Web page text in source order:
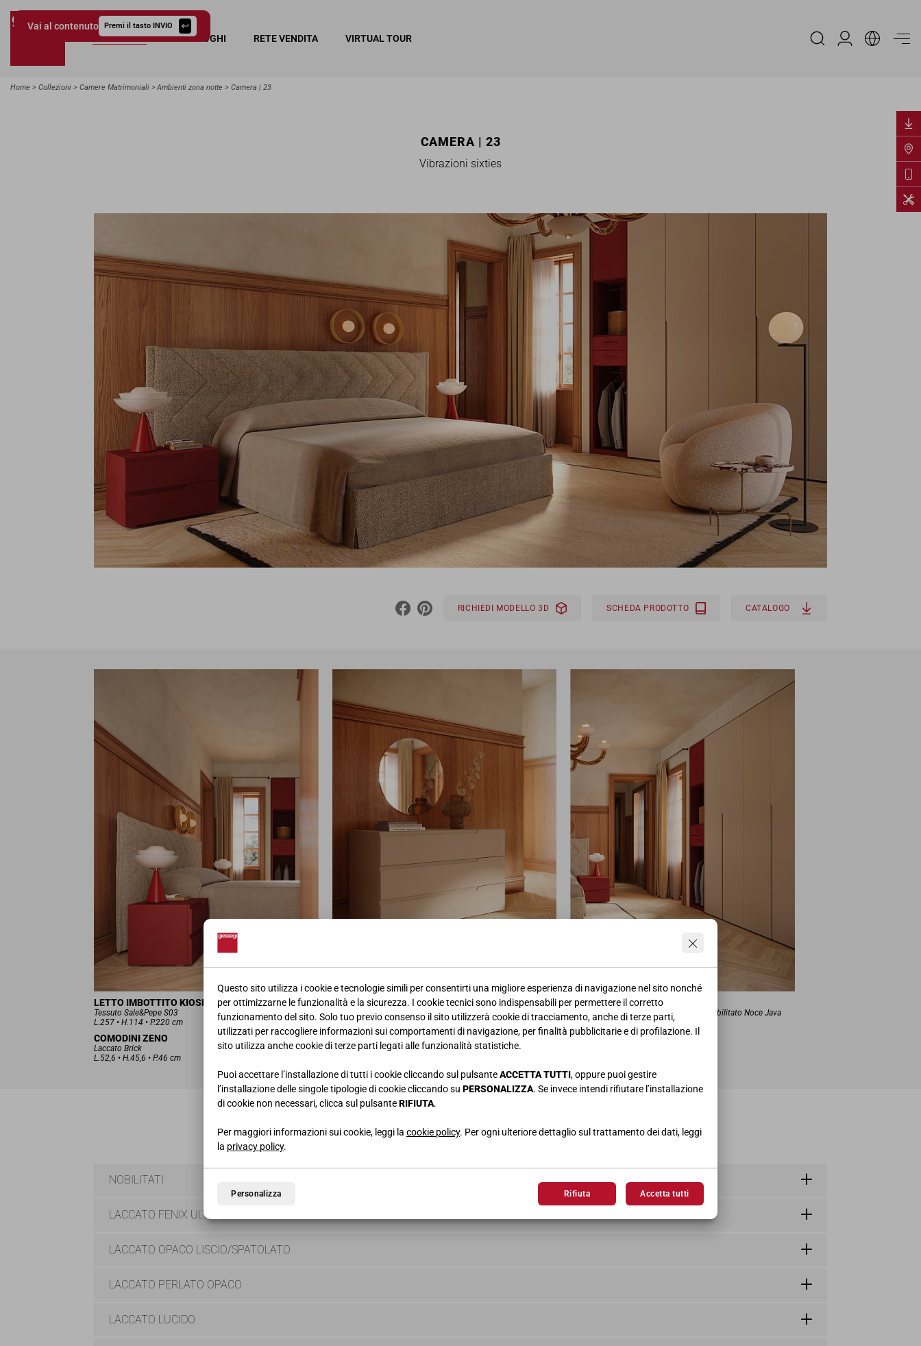
Questo sito utilizza i cookie e tecnologie simili per consentirti una migliore esperienza di navigazione nel sito nonché
per ottimizzarne le funzionalità e la sicurezza. I cookie tecnici sono indispensabili per permettere il corretto
funzionamento del sito. Solo tuo previo consenso il sito utilizzerà cookie di tracciamento, anche di terze parti,
utilizzati per raccogliere informazioni sui comportamenti di navigazione, per finalità pubblicitarie e di profilazione. Il
sito utilizza anche cookie di terze parti legati alle funzionalità statistiche.
Puoi accettare l’installazione di tutti i cookie cliccando sul pulsanteACCETTA TUTTI, oppure puoi gestire
l’installazione delle singole tipologie di cookie cliccando su PERSONALIZZA. Se invece intendi rifiutare l’installazione
di cookie non necessari, clicca sul pulsanteRIFIUTA.
Per maggiori informazioni sui cookie, leggi la cookie policy. Per ogni ulteriore dettaglio sul trattamento dei dati, leggi
la privacy policy.
Personalizza Rifiuta Accetta tutti
Vai al contenuto Premi il tasto INVIO
COLLEZIONI CATALOGHI RETE VENDITA VIRTUAL TOUR
Area Riservata
Home Collezioni Camere Matrimoniali Ambienti zona notte Camera | 23
CAMERA | 23
Vibrazioni sixties
RICHIEDI MODELLO 3D SCHEDA PRODOTTO CATALOGO
LETTO IMBOTTITO KIOSHI
Tessuto Sale&Pepe S03
L.257 • H.114 • P.220 cm
COMODINI ZENO
Laccato Brick
L.52,6 • H.45,6 • P.46 cm
COMÒ ZENO
Laccato Creta
L.126 • H.75,3 • P.55 cm
ARMADIO BATTENTE ZEN
Laccato Creta, Laccato Brick, Interni in Nobilitato Noce Java
L.417 • H.262 • P.61 cm
NOBILITATI
LACCATO FENIX ULTRA-MATT
LACCATO OPACO LISCIO/SPATOLATO
LACCATO PERLATO OPACO
LACCATO LUCIDO